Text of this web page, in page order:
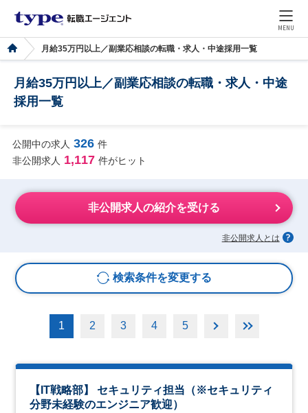
MENU
月給35万円以上／副業応相談の転職・求人・中途採用一覧
月給35万円以上／副業応相談の転職・求人・中途
採用一覧
公開中の求人 326 件
非公開求人 1,117 件がヒット
非公開求人の紹介を受ける
非公開求人とは
検索条件を変更する
1 2 3 4 5
【IT戦略部】 セキュリティ担当（※セキュリティ
分野未経験のエンジニア歓迎）